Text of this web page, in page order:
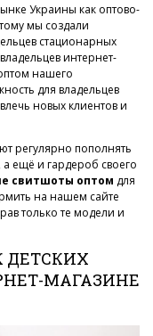
Украины как оптово-
мы создали
стационарных
интернет-
нашего
для владельцев
новых клиентов и
регулярно пополнять
ещё и гардероб своего
свитшоты оптом для
на нашем сайте
только те модели и
МАГАЗИНЕ